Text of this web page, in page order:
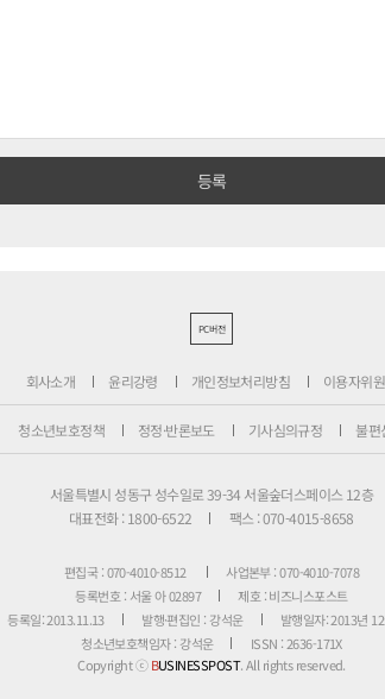
PC버전
회사소개 윤리강령 개인정보처리방침 이용자위
청소년보호정책 정정·반론보도 기사심의규정 불편
서울특별시 성동구 성수일로 39-34 서울숲더스페이스 12층
대표전화 : 1800-6522
팩스 : 070-4015-8658
편집국 : 070-4010-8512
사업본부 : 070-4010-7078
등록번호 : 서울 아 02897
제호 : 비즈니스포스트
등록일: 2013.11.13
발행·편집인 : 강석운
발행일자: 2013년
청소년보호책임자 : 강석운
ISSN : 2636-171X
Copyright ⓒBUSINESSPOST. All rights reserved.